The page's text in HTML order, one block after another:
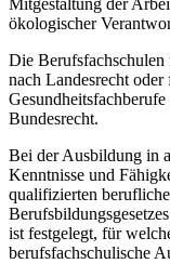
ökologischer
Die Berufsfachschulen
nach Landesrecht
Bundesrecht.
Bei der Ausbildung in
Kenntnisse und
qualifizierten
ist festgelegt, für
berufsfachschulische